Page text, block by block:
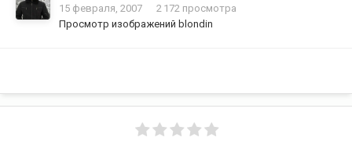
15 февраля, 2007
2 172 просмотра
Просмотр изображений blondin